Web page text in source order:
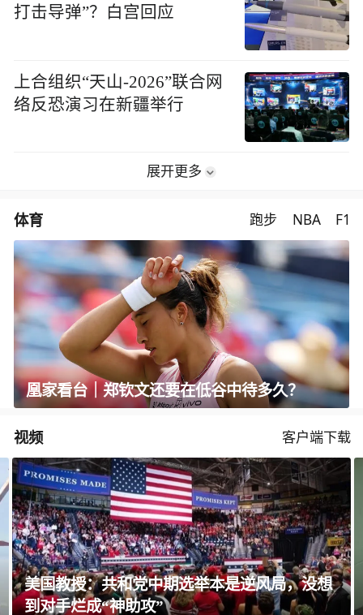
打击导弹”？白宫回应
上合组织“天山-2026”联合网
络反恐演习在新疆举行
展开更多
体育 跑步 NBA F1
凰家看台｜郑钦文还要在低谷中待多久？
视频 客户端下载
泰国校园枪击案已致8死，14岁枪手被曝长期
遭霸凌